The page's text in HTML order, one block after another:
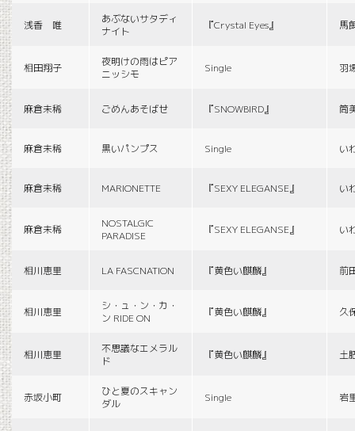
浅香 唯
あぶないサタディ
ナイト
『Crystal Eyes』 馬
相田翔子
夜明けの雨はピア
ニッシモ
Single 羽
麻倉未稀 ごめんあそばせ 『SNOWBIRD』 筒
麻倉未稀 黒いパンプス Single い
麻倉未稀 MARIONETTE 『SEXY ELEGANSE』 い
麻倉未稀
NOSTALGIC
PARADISE
『SEXY ELEGANSE』 い
相川恵里 LA FASCNATION 『黄色い麒麟』 前
相川恵里
シ・ュ・ン・カ・
ン RIDE ON
『黄色い麒麟』 久
相川恵里
不思議なエメラル
ド
『黄色い麒麟』 土
赤坂小町
ひと夏のスキャン
ダル
Single 岩